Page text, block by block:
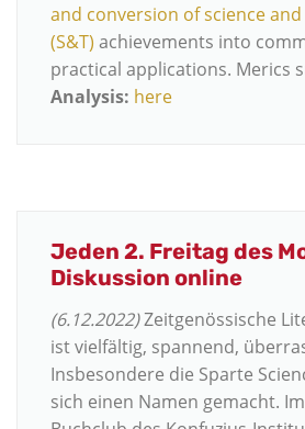
and conversion of science
(S&T) achievements into
practical applications. Merics
Analysis: here
Jeden 2. Freitag des
Diskussion online
(6.12.2022)Zeitgenössische
ist vielfältig, spannend,
Insbesondere die Sparte
sich einen Namen gemacht.